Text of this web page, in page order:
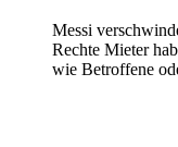
Messi
Rechte Mieter
wie Betroffene